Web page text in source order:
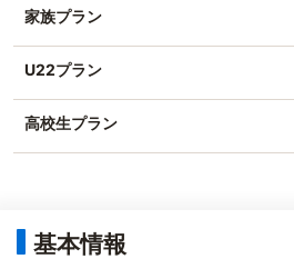
家族プラン
U22プラン
高校生プラン
基本情報